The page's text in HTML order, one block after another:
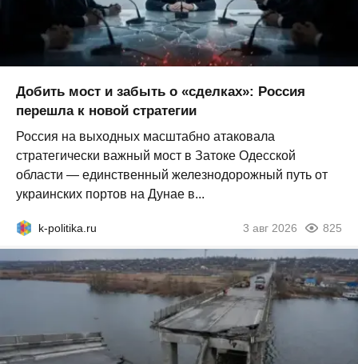
Добить мост и забыть о «сделках»: Россия
перешла к новой стратегии
Россия на выходных масштабно атаковала
стратегически важный мост в Затоке Одесской
области — единственный железнодорожный путь от
украинских портов на Дунае в...
k-politika.ru 3 авг 2026 825